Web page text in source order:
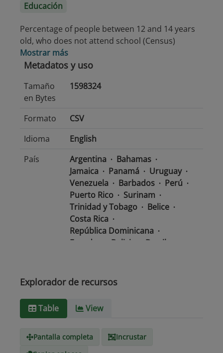
Educación
Percentage of people between 12 and 14 years
old, who does not attend school (Census)
Mostrar más
Metadatos y uso
Tamaño
en Bytes
1598324
Formato
CSV
Idioma
English
País
Argentina
Bahamas
Jamaica
Panamá
Uruguay
Venezuela
Barbados
Perú
Puerto Rico
Surinam
Trinidad y Tobago
Belice
Costa Rica
República Dominicana
Ecuador
Bolivia
Brasil
Guatemala
Tipo de
text/csv
Explorador de recursos
Table View
Pantalla completa
Incrustar